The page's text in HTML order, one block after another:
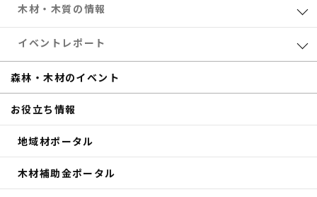
業界レポート
eTREEコラム
サステナブル
木材・木質の情報
森林・木材のお得情報
木材加工
補助金
商品紹介
イベントレポート
共催セミナー
eTREE TALK
森の未来会議
その他のイベントレポート
森林・木材のイベント
お役立ち情報
地域材ポータル
木材補助金ポータル